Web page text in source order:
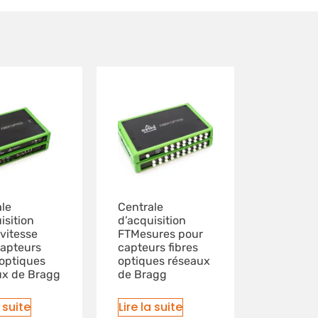
de Bragg
suite
Centrale
d’acquisition
FTMesures pour
capteurs fibres
optiques réseaux
de Bragg
Lire la suite